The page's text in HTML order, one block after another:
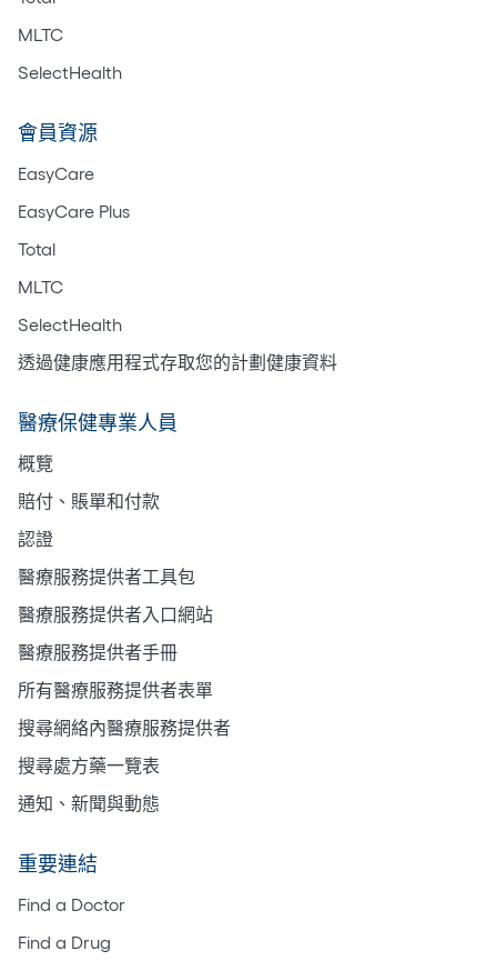
MLTC
SelectHealth
會員資源
EasyCare
EasyCare Plus
Total
MLTC
SelectHealth
透過健康應用程式存取您的計劃健康資料
醫療保健專業人員
概覽
賠付、賬單和付款
認證
醫療服務提供者工具包
醫療服務提供者入口網站
醫療服務提供者手冊
所有醫療服務提供者表單
搜尋網絡內醫療服務提供者
搜尋處方藥一覽表
通知、新聞與動態
重要連結
Find a Doctor
Find a Drug